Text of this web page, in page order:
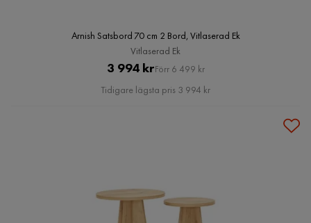
Arnish Satsbord 70 cm 2 Bord, Vitlaserad Ek
Vitlaserad Ek
Pris
3 994 krOriginal
Pris
Förr 6 499 kr
Tidigare lägsta pris 3 994 kr